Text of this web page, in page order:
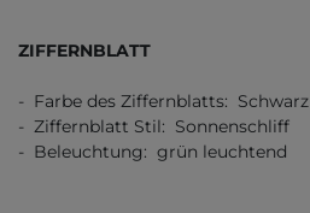
ZIFFERNBLATT
- Farbe des Ziffernblatts: Schwarz
- Ziffernblatt Stil: Sonnenschliff
- Beleuchtung: grün leuchtend